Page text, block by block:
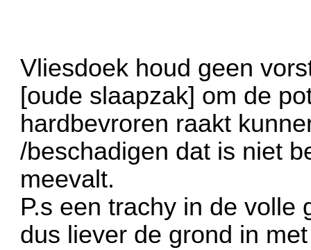
Vliesdoek houd geen
[oude slaapzak] om de
hardbevroren raakt
/beschadigen dat is niet
meevalt.
P.s een trachy in de volle
dus liever de grond in